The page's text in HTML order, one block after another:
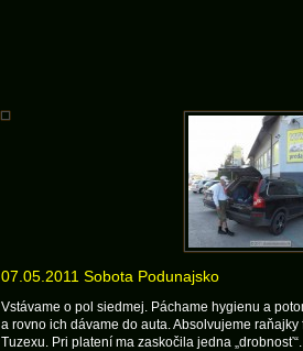
07.05.2011 Sobota Podunajsko
Vstávame o pol siedmej. Páchame hygienu a
a rovno ich dávame do auta. Absolvujeme
Tuzexu. Pri platení ma zaskočila jedna